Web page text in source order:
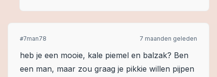
#7man78 7 maanden geleden
heb je een mooie, kale piemel en balzak? Ben
een man, maar zou graag je pikkie willen pijpen